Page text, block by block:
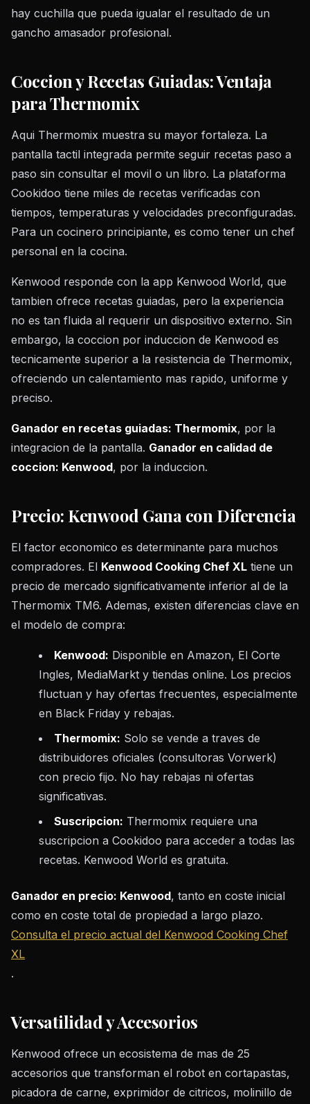
hay cuchilla que pueda igualar el resultado de un
gancho amasador profesional.
Coccion y Recetas Guiadas: Ventaja
para Thermomix
Aqui Thermomix muestra su mayor fortaleza. La
pantalla tactil integrada permite seguir recetas paso a
paso sin consultar el movil o un libro. La plataforma
Cookidoo tiene miles de recetas verificadas con
tiempos, temperaturas y velocidades preconfiguradas.
Para un cocinero principiante, es como tener un chef
personal en la cocina.
Kenwood responde con la app Kenwood World, que
tambien ofrece recetas guiadas, pero la experiencia
no es tan fluida al requerir un dispositivo externo. Sin
embargo, la coccion por induccion de Kenwood es
tecnicamente superior a la resistencia de Thermomix,
ofreciendo un calentamiento mas rapido, uniforme y
preciso.
Ganador en recetas guiadas: Thermomix, por la
integracion de la pantalla. Ganador en calidad de
coccion: Kenwood, por la induccion.
Precio: Kenwood Gana con Diferencia
El factor economico es determinante para muchos
compradores. El Kenwood Cooking Chef XL tiene un
precio de mercado significativamente inferior al de la
Thermomix TM6. Ademas, existen diferencias clave en
el modelo de compra:
Kenwood: Disponible en Amazon, El Corte
Ingles, MediaMarkt y tiendas online. Los precios
fluctuan y hay ofertas frecuentes, especialmente
en Black Friday y rebajas.
Thermomix: Solo se vende a traves de
distribuidores oficiales (consultoras Vorwerk)
con precio fijo. No hay rebajas ni ofertas
significativas.
Suscripcion: Thermomix requiere una
suscripcion a Cookidoo para acceder a todas las
recetas. Kenwood World es gratuita.
Ganador en precio: Kenwood, tanto en coste inicial
como en coste total de propiedad a largo plazo.
Consulta el precio actual del Kenwood Cooking Chef
XL
.
Versatilidad y Accesorios
Kenwood ofrece un ecosistema de mas de 25
accesorios que transforman el robot en cortapastas,
picadora de carne, exprimidor de citricos, molinillo de